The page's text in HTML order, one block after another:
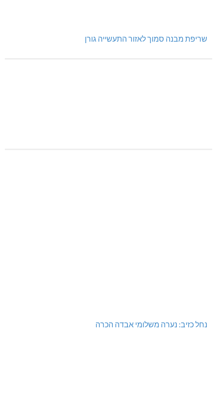
שריפת מבנה סמוך לאזור התעשייה גורן
נחל כזיב: נערה משלומי אבדה הכרה